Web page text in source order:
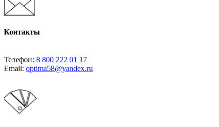
Контакты
Телефон: 8 800 222 01 17
Email: optima58@yandex.ru